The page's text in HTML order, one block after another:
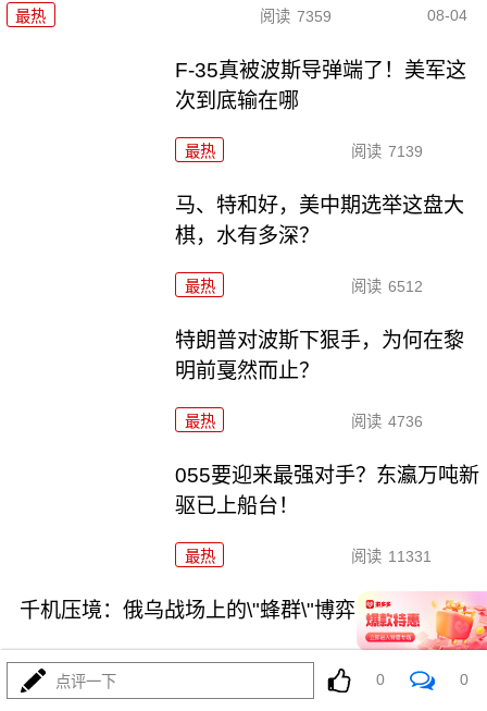
最热 阅读 7359 08-04
F-35真被波斯导弹端了！美军这
次到底输在哪
最热 阅读 7139
马、特和好，美中期选举这盘大
棋，水有多深？
最热 阅读 6512
特朗普对波斯下狠手，为何在黎
明前戛然而止？
最热 阅读 4736
055要迎来最强对手？东瀛万吨新
驱已上船台！
最热 阅读 11331
千机压境：俄乌战场上的\"蜂群\"博弈与东大启示
点评一下 0 0